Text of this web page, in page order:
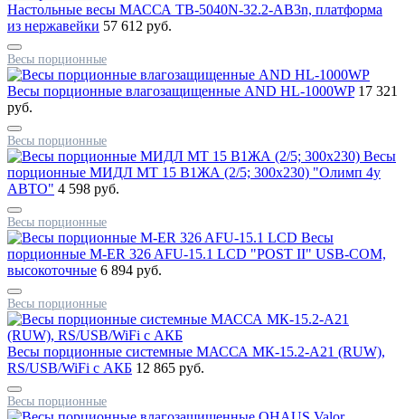
Настольные весы МАССА TB-5040N-32.2-AB3n, платформа
из нержавейки 57 612 руб.
Весы порционные
Вeсы порционные влагозащищенные AND HL-1000WP 17 321
руб.
Весы порционные
Весы
порционные МИДЛ МТ 15 В1ЖА (2/5; 300х230) "Олимп 4у
АВТО" 4 598 руб.
Весы порционные
Весы
порционные M-ER 326 AFU-15.1 LCD "POST II" USB-COM,
высокоточные 6 894 руб.
Весы порционные
Весы порционные системные МАССА МК-15.2-А21 (RUW),
RS/USB/WiFi с АКБ 12 865 руб.
Весы порционные